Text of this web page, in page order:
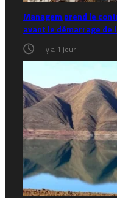
Managem prend le
avant le démarrage de
il y a 1 jour